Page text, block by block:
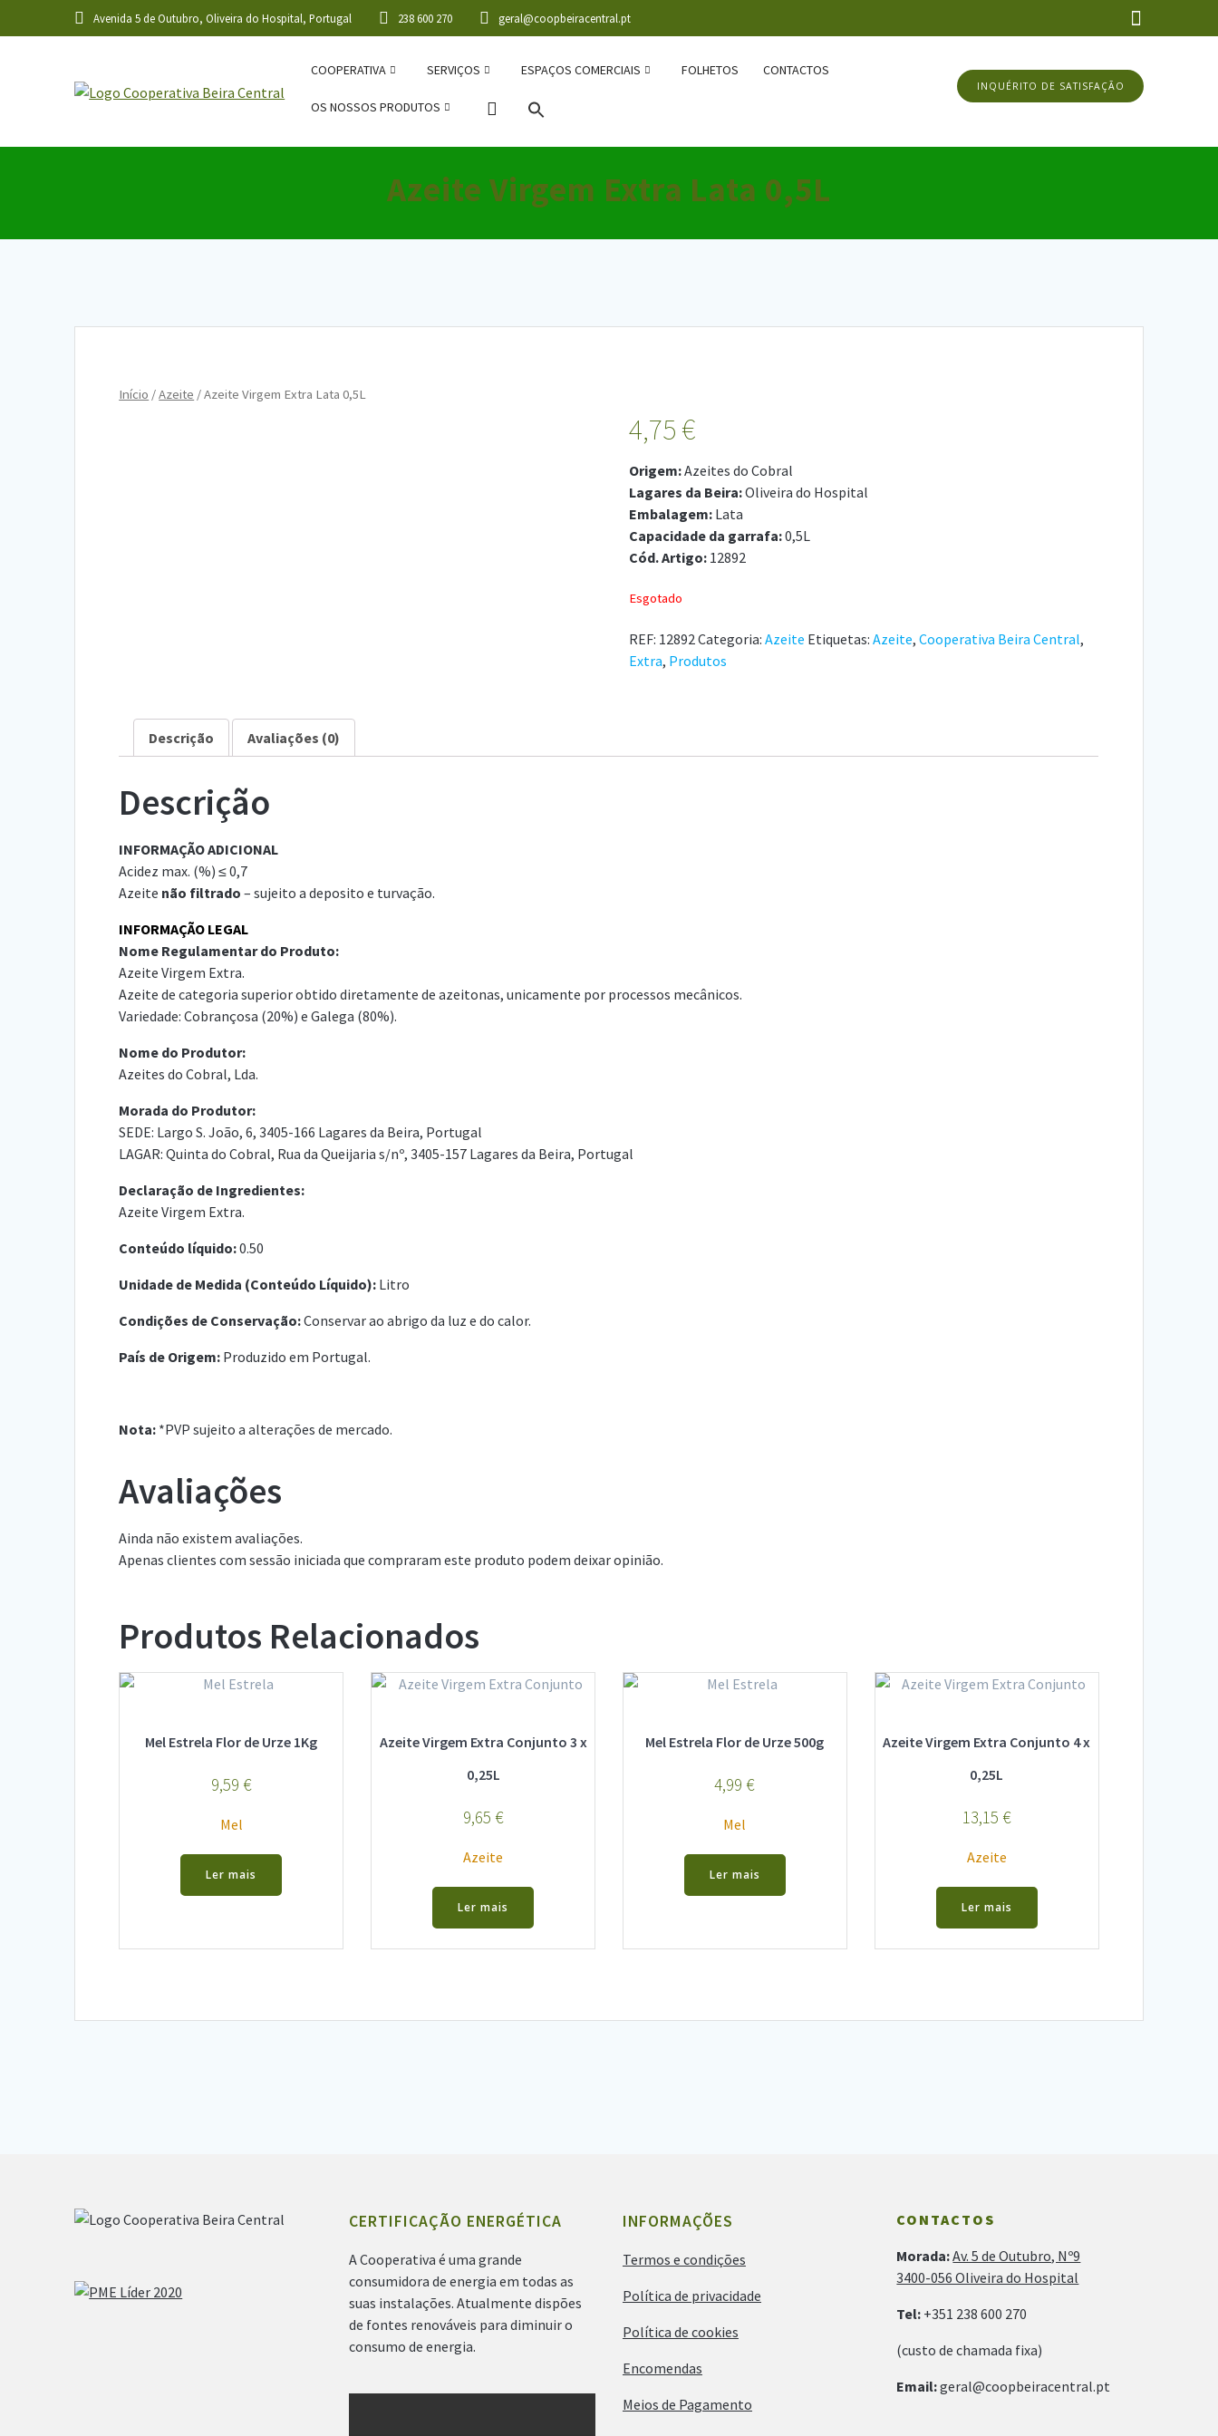
to
Avenida 5 de Outubro, Oliveira do Hospital, Portugal 238 600 270 geral@coopbeiracentral.pt
COOPERATIVA SERVIÇOS ESPAÇOS COMERCIAIS FOLHETOS CONTACTOS
OS NOSSOS PRODUTOS
INQUÉRITO DE SATISFAÇÃO
Azeite Virgem Extra Lata 0,5L
Início /Azeite / Azeite Virgem Extra Lata 0,5L
4,75 €
Origem:Azeites do Cobral
Lagares da Beira:Oliveira do Hospital
Embalagem:Lata
Capacidade da garrafa:0,5L
Cód. Artigo:12892
Esgotado
REF: 12892 Categoria: Azeite Etiquetas: Azeite, Cooperativa Beira Central,
Extra, Produtos
Descrição Avaliações (0)
Descrição
INFORMAÇÃO ADICIONAL
Acidez max. (%) ≤ 0,7
Azeite não filtrado – sujeito a deposito e turvação.
INFORMAÇÃO LEGAL
Nome Regulamentar do Produto:
Azeite Virgem Extra.
Azeite de categoria superior obtido diretamente de azeitonas, unicamente por processos mecânicos.
Variedade: Cobrançosa (20%) e Galega (80%).
Nome do Produtor:
Azeites do Cobral, Lda.
Morada do Produtor:
SEDE: Largo S. João, 6, 3405-166 Lagares da Beira, Portugal
LAGAR: Quinta do Cobral, Rua da Queijaria s/nº, 3405-157 Lagares da Beira, Portugal
Declaração de Ingredientes:
Azeite Virgem Extra.
Conteúdo líquido:0.50
Unidade de Medida (Conteúdo Líquido): Litro
Condições de Conservação:Conservar ao abrigo da luz e do calor.
País de Origem: Produzido em Portugal.
Nota: *PVP sujeito a alterações de mercado.
Avaliações
Ainda não existem avaliações.
Apenas clientes com sessão iniciada que compraram este produto podem deixar opinião.
Produtos Relacionados
Mel Estrela Flor de Urze 1Kg
9,59 €
Mel
Ler mais
Azeite Virgem Extra Conjunto 3 x
0,25L
9,65 €
Azeite
Ler mais
Mel Estrela Flor de Urze 500g
4,99 €
Mel
Ler mais
Azeite Virgem Extra Conjunto 4 x
0,25L
13,15 €
Azeite
Ler mais
CERTIFICAÇÃO ENERGÉTICA
A Cooperativa é uma grande
consumidora de energia em todas as
suas instalações. Atualmente dispões
de fontes renováveis para diminuir o
consumo de energia.
INFORMAÇÕES
Termos e condições
Política de privacidade
Política de cookies
Encomendas
Meios de Pagamento
CONTACTOS
Morada:Av. 5 de Outubro, Nº9
3400-056 Oliveira do Hospital
Tel: +351 238 600 270
(custo de chamada fixa)
Email:geral@coopbeiracentral.pt